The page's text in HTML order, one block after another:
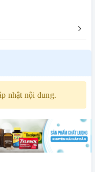
nhật nội dung.